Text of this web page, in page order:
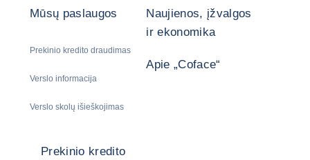
Mūsų paslaugos
Prekinio kredito draudimas
Verslo informacija
Verslo skolų išieškojimas
Naujienos, įžvalgos
ir ekonomika
Apie „Coface“
Prekinio kredito